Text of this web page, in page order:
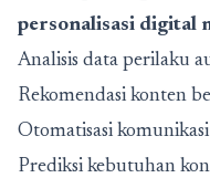
personalisasi digital
Analisis data perilaku
Rekomendasi konten
Otomatisasi
Prediksi kebutuhan